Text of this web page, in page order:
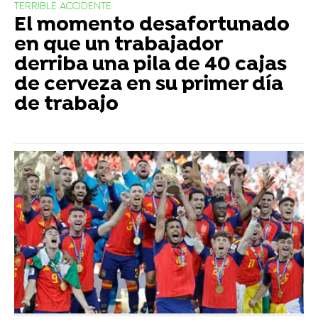
TERRIBLE ACCIDENTE
El momento desafortunado
en que un trabajador
derriba una pila de 40 cajas
de cerveza en su primer día
de trabajo